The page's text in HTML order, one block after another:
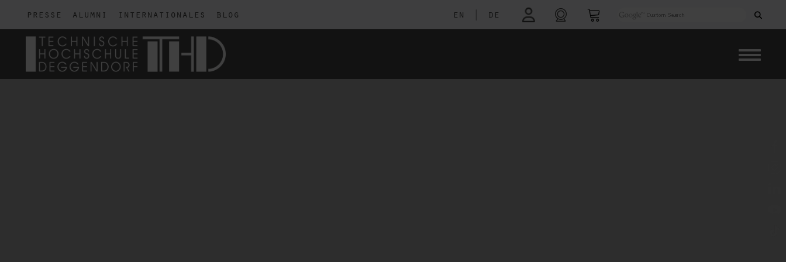
presse alumni internationales blog en de